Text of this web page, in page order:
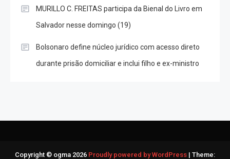
MURILLO C. FREITAS participa da Bienal do Livro em
Salvador nesse domingo (19)
Bolsonaro define núcleo jurídico com acesso direto
durante prisão domiciliar e inclui filho e ex-ministro
Copyright © ogma 2026 Proudly powered by WordPress | Theme: